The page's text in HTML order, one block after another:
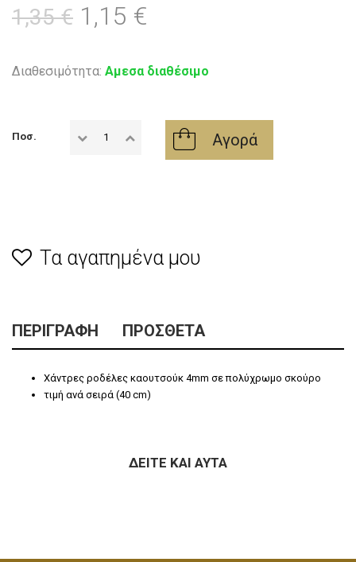
1,35 € 1,15 €
Διαθεσιμότητα: Αμεσα διαθέσιμο
Ποσ. Αγορά
Τα αγαπημένα μου
ΠΕΡΙΓΡΑΦΉ ΠΡΌΣΘΕΤΑ
Χάντρες ροδέλες καουτσούκ 4mm σε πολύχρωμο σκούρο
τιμή ανά σειρά (40 cm)
ΔΕΊΤΕ ΚΑΙ ΑΥΤΆ